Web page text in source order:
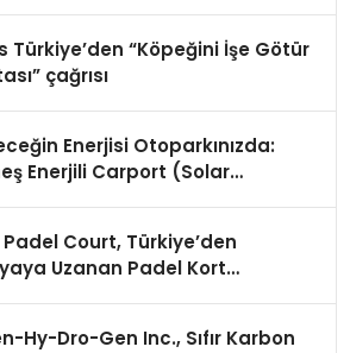
Türkiye’den “Köpeğini İşe Götür
çağrısı
Enerjisi Otoparkınızda:
Enerjili Carport (Solar
Padel Court, Türkiye’den
Uzanan Padel Kort
Hy-Dro-Gen Inc., Sıfır Karbon